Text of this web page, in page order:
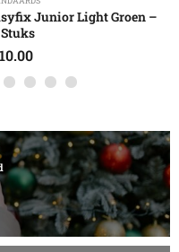
Junior Light Groen –
Stuks